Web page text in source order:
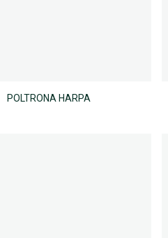
POLTRONA HARPA